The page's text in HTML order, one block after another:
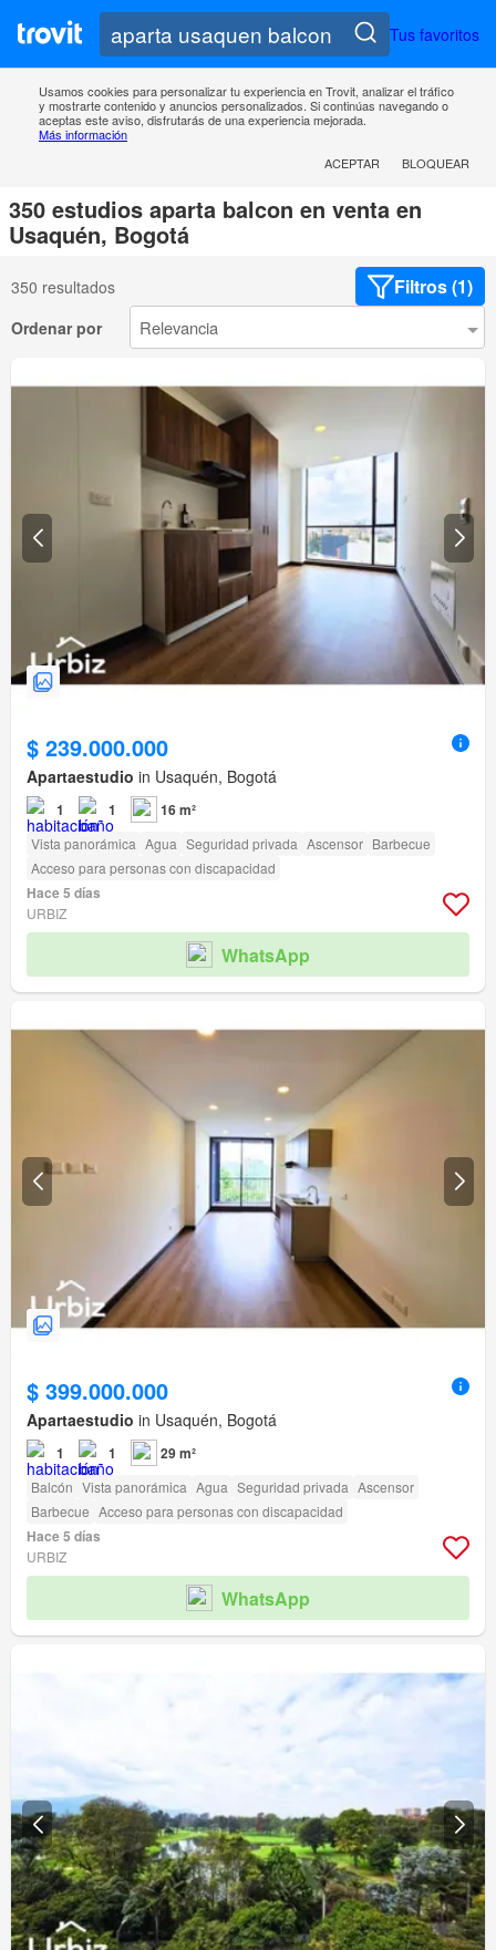
Tus favoritos
Usamos cookies para personalizar tu experiencia en Trovit, analizar el tráfico
y mostrarte contenido y anuncios personalizados. Si continúas navegando o
aceptas este aviso, disfrutarás de una experiencia mejorada.
Más información
ACEPTAR
BLOQUEAR
350 estudios aparta balcon en venta en
Usaquén, Bogotá
350 resultados Filtros (1)
Ordenar por
$ 239.000.000
Apartaestudio in Usaquén, Bogotá
1 1 16 m²
Vista panorámica Agua Seguridad privada Ascensor Barbecue
Acceso para personas con discapacidad
Hace 5 días
URBIZ
WhatsApp
$ 399.000.000
Apartaestudio in Usaquén, Bogotá
1 1 29 m²
Balcón Vista panorámica Agua Seguridad privada Ascensor
Barbecue Acceso para personas con discapacidad
Hace 5 días
URBIZ
WhatsApp